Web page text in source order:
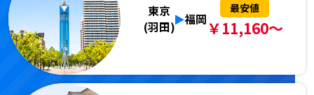
東京
(羽田) 福岡
最安値
￥11,160～